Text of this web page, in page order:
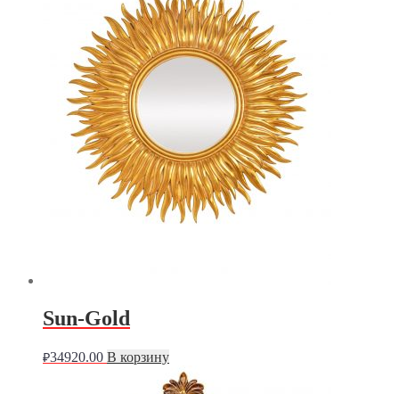
Sun-Gold
₽34920.00 В корзину